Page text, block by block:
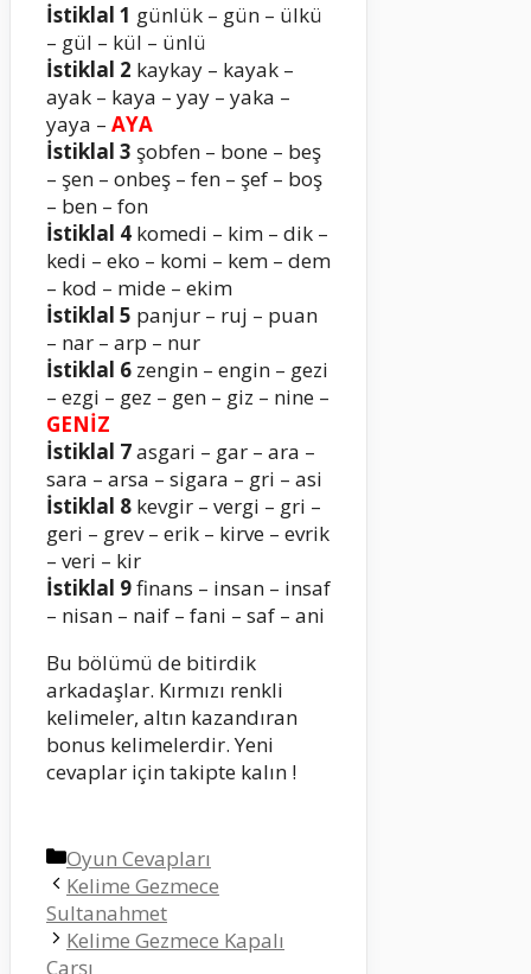
İstiklal 1 günlük – gün – ülkü
– gül – kül – ünlü
İstiklal 2 kaykay – kayak –
ayak – kaya – yay – yaka –
yaya – AYA
İstiklal 3 şobfen – bone – beş
– şen – onbeş – fen – şef – boş
– ben – fon
İstiklal 4 komedi – kim – dik –
kedi – eko – komi – kem – dem
– kod – mide – ekim
İstiklal 5 panjur – ruj – puan
– nar – arp – nur
İstiklal 6 zengin – engin – gezi
– ezgi – gez – gen – giz – nine –
GENİZ
İstiklal 7asgari – gar – ara –
sara – arsa – sigara – gri – asi
İstiklal 8 kevgir – vergi – gri –
geri – grev – erik – kirve – evrik
– veri – kir
İstiklal 9finans – insan – insaf
– nisan – naif – fani – saf – ani
Bu bölümü de bitirdik
arkadaşlar. Kırmızı renkli
kelimeler, altın kazandıran
bonus kelimelerdir. Yeni
cevaplar için takipte kalın !
Kategoriler
Oyun Cevapları
Kelime Gezmece
Sultanahmet
Kelime Gezmece Kapalı
Çarşı